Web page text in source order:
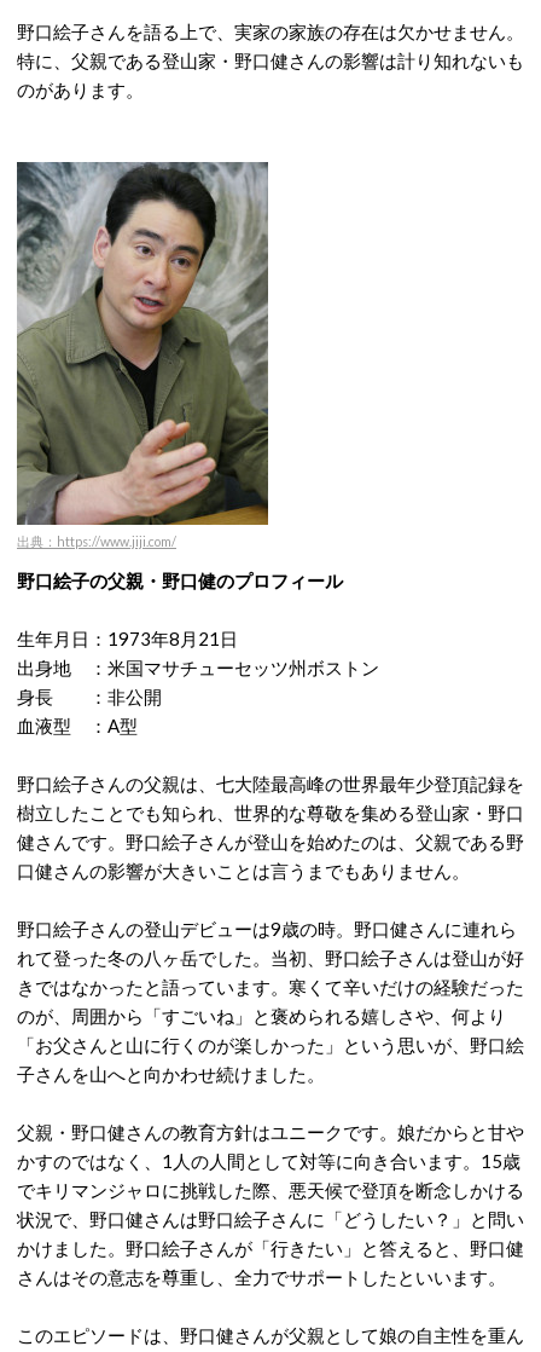
野口絵子さんを語る上で、実家の家族の存在は欠かせません。
特に、父親である登山家・野口健さんの影響は計り知れないも
のがあります。
出典：https://www.jiji.com/
野口絵子の父親・野口健のプロフィール
生年月日：1973年8月21日
出身地 ：米国マサチューセッツ州ボストン
身長 ：非公開
血液型 ：A型
野口絵子さんの父親は 、七大陸最高峰の世界最年少登頂記録を
樹立したことでも知られ、世界的な尊敬を集める登山家・野口
健さんです。野口絵子さんが登山を始めたのは、父親である野
口健さんの影響が大きいことは言うまでもありません。
野口絵子さんの登山デビューは9歳の時。野口健さんに連れら
れて登った冬の八ヶ岳でした。 当初、野口絵子さんは登山が好
きではなかったと語っています。 寒くて辛いだけの経験だった
のが、周囲から「すごいね」と褒められる嬉しさや、何より
「お父さんと山に行くのが楽しかった」という思いが、野口絵
子さんを山へと向かわせ続けました。
父親・野口健さんの教育方針はユニークです。娘だからと甘や
かすのではなく、1人の人間として対等に向き合います。 15歳
でキリマンジャロに挑戦した際、悪天候で登頂を断念しかける
状況で、野口健さんは野口絵子さんに「どうしたい？」と問い
かけました。野口絵子さんが「行きたい」と答えると、野口健
さんはその意志を尊重し、全力でサポートしたといいます。
このエピソードは、野口健さんが父親として娘の自主性を重ん